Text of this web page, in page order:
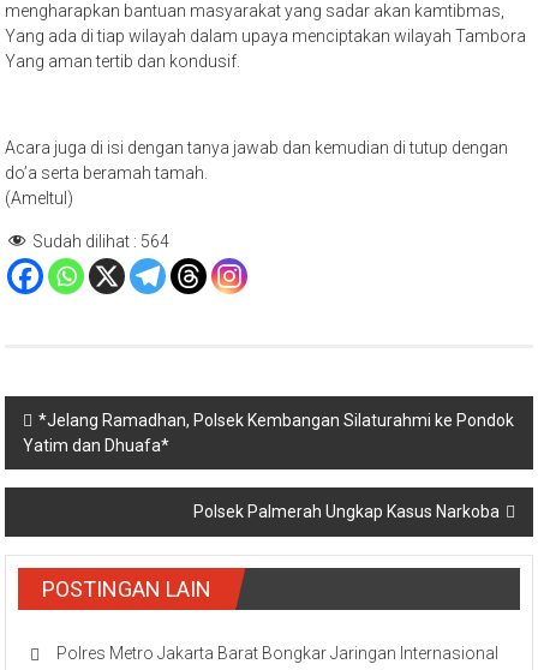
mengharapkan bantuan masyarakat yang sadar akan kamtibmas,
Yang ada di tiap wilayah dalam upaya menciptakan wilayah Tambora
Yang aman tertib dan kondusif.
Acara juga di isi dengan tanya jawab dan kemudian di tutup dengan
do’a serta beramah tamah.
(Ameltul)
Sudah dilihat : 564
Navigasi
pos
*Jelang Ramadhan, Polsek Kembangan Silaturahmi ke Pondok
Yatim dan Dhuafa*
Polsek Palmerah Ungkap Kasus Narkoba
POSTINGAN LAIN
Polres Metro Jakarta Barat Bongkar Jaringan Internasional